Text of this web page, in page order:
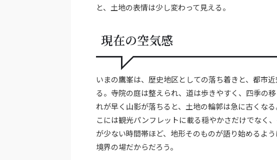
と、土地の表情は少し変わって見える。
現在の空気感
いまの鷹峯は、歴史地区としての落ち着きと、都市
る。寺院の庭は整えられ、道は歩きやすく、四季の
れが早く山影が落ちると、土地の輪郭は急に古くな
こには観光パンフレットに載る穏やかさだけでなく
が少ない時間帯ほど、地形そのものが語り始めるよ
境界の場だからだろう。